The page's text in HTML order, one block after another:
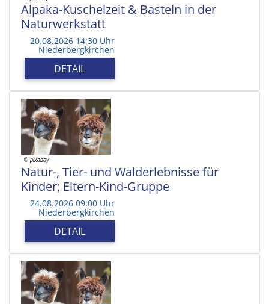
Alpaka-Kuschelzeit & Basteln in der
Naturwerkstatt
20.08.2026 14:30 Uhr
Niederbergkirchen
DETAIL
Natur-, Tier- und Walderlebnisse für
Kinder; Eltern-Kind-Gruppe
24.08.2026 09:00 Uhr
Niederbergkirchen
DETAIL